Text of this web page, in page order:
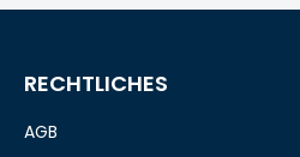
RECHTLICHES
AGB